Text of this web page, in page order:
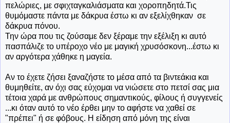
πελώριες, με σφιχταγκαλιάσματα και χοροπηδητά.Τις
θυμόμαστε πάντα με δάκρυα έστω κι αν εξελίχθηκαν σε
δάκρυα πόνου.
Την ώρα που τις ζούσαμε δεν ξέραμε την εξέλιξη κι αυτό
πασπάλιζε το υπέροχο νέο με μαγική χρυσόσκονη...έστω κι
αν αργότερα χάθηκε η μαγεία.
Αν το έχετε ζήσει ξαναζήστε το μέσα από τα βιντεάκια και
θυμηθείτε, αν όχι σας εύχομαι να νιώσετε στο πετσί σας μια
τέτοια χαρά με ανθρώπους σημαντικούς, φίλους ή συγγενείς
...κι όταν αυτό το νέο έρθει μην το αφήστε να χαθεί σε
"πρέπει" ή σε φόβους. Η είδηση από μόνη της είναι